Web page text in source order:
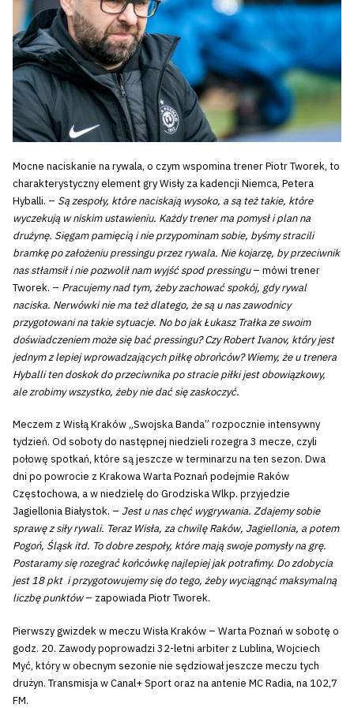
Mocne naciskanie na rywala, o czym wspomina trener Piotr Tworek, to
charakterystyczny element gry Wisły za kadencji Niemca, Petera
Hyballi. – Są zespoły, które naciskają wysoko, a są też takie, które
wyczekują w niskim ustawieniu. Każdy trener ma pomysł i plan na
drużynę. Sięgam pamięcią i nie przypominam sobie, byśmy stracili
bramkę po założeniu pressingu przez rywala. Nie kojarzę, by przeciwnik
nas stłamsił i nie pozwolił nam wyjść spod pressingu– mówi trener
Tworek. – Pracujemy nad tym, żeby zachować spokój, gdy rywal
naciska. Nerwówki nie ma też dlatego, że są u nas zawodnicy
przygotowani na takie sytuacje. No bo jak Łukasz Trałka ze swoim
doświadczeniem może się bać pressingu? Czy Robert Ivanov, który jest
jednym z lepiej wprowadzających piłkę obrońców? Wiemy, że u trenera
Hyballi ten doskok do przeciwnika po stracie piłki jest obowiązkowy,
ale zrobimy wszystko, żeby nie dać się zaskoczyć.
Meczem z Wisłą Kraków „Swojska Banda” rozpocznie intensywny
tydzień. Od soboty do następnej niedzieli rozegra 3 mecze, czyli
połowę spotkań, które są jeszcze w terminarzu na ten sezon. Dwa
dni po powrocie z Krakowa Warta Poznań podejmie Raków
Częstochowa, a w niedzielę do Grodziska Wlkp. przyjedzie
Jagiellonia Białystok. – Jest u nas chęć wygrywania. Zdajemy sobie
sprawę z siły rywali. Teraz Wisła, za chwilę Raków, Jagiellonia, a potem
Pogoń, Śląsk itd. To dobre zespoły, które mają swoje pomysły na grę.
Postaramy się rozegrać końcówkę najlepiej jak potrafimy. Do zdobycia
jest 18 pkt i przygotowujemy się do tego, żeby wyciągnąć maksymalną
liczbę punktów– zapowiada Piotr Tworek.
Pierwszy gwizdek w meczu Wisła Kraków – Warta Poznań w sobotę o
godz. 20. Zawody poprowadzi 32-letni arbiter z Lublina, Wojciech
Myć, który w obecnym sezonie nie sędziował jeszcze meczu tych
drużyn. Transmisja w Canal+ Sport oraz na antenie MC Radia, na 102,7
FM.